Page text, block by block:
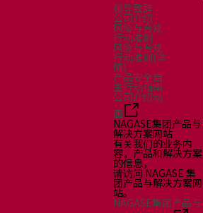
领导致辞
公司介绍
风险与合规
行动准则
风险与合规
行动准则(详
情)
产品安全自
主行动指南
公司介绍动
画
NAGASE集团产品与
解决方案网站
有关我们的业务内
容，产品和解决方案
的信息，
请访问 NAGASE 集
团产品与解决方案网
站。
NAGASE集团产品与